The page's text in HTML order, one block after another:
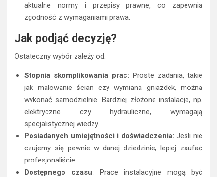
aktualne normy i przepisy prawne, co zapewnia
zgodność z wymaganiami prawa.
Jak podjąć decyzję?
Ostateczny wybór zależy od:
Stopnia skomplikowania prac: Proste zadania, takie
jak malowanie ścian czy wymiana gniazdek, można
wykonać samodzielnie. Bardziej złożone instalacje, np.
elektryczne czy hydrauliczne, wymagają
specjalistycznej wiedzy.
Posiadanych umiejętności i doświadczenia: Jeśli nie
czujemy się pewnie w danej dziedzinie, lepiej zaufać
profesjonaliście.
Dostępnego czasu: Prace instalacyjne mogą być